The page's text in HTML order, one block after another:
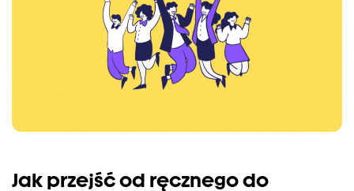
Jak przejść od ręcznego do